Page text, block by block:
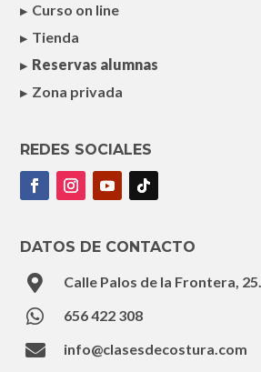
Curso on line
Tienda
Reservas alumnas
Zona privada
REDES SOCIALES
DATOS DE CONTACTO
 Calle Palos de la Frontera,
 656 422 308
 info@clasesdecostura.com